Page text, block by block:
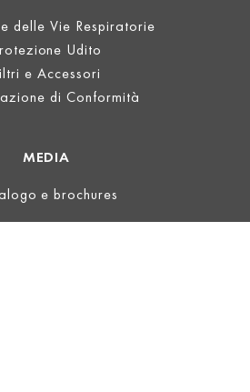
delle Vie Respiratorie
Udito
e Accessori
di Conformità
MEDIA
e brochures